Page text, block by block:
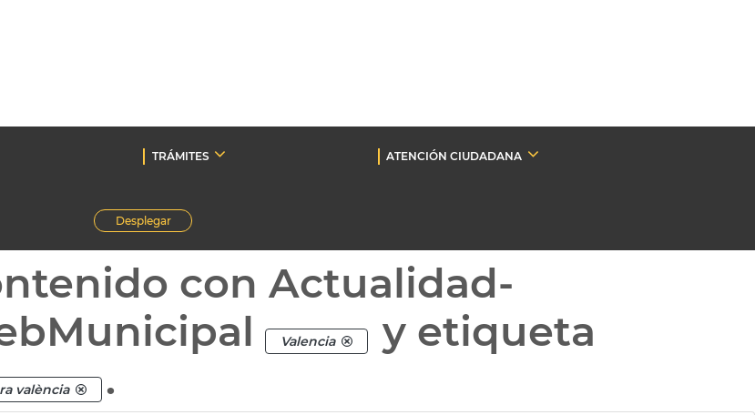
TRÁMITES
ATENCIÓN CIUDADANA
Desplegar
con Actualidad-
Valencia y etiqueta
valència .